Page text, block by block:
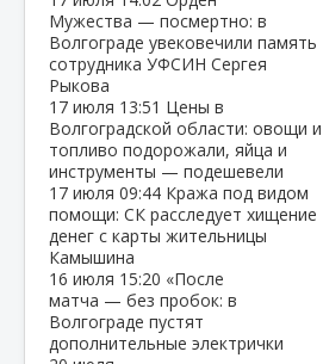
Мужества — посмертно: в
Волгограде увековечили память
сотрудника УФСИН Сергея
Рыкова
17 июля 13:51 Цены в
Волгоградской области: овощи и
топливо подорожали, яйца и
инструменты — подешевели
17 июля 09:44 Кража под видом
помощи: СК расследует хищение
денег с карты жительницы
Камышина
16 июля 15:20 «После
матча — без пробок: в
Волгограде пустят
дополнительные электрички